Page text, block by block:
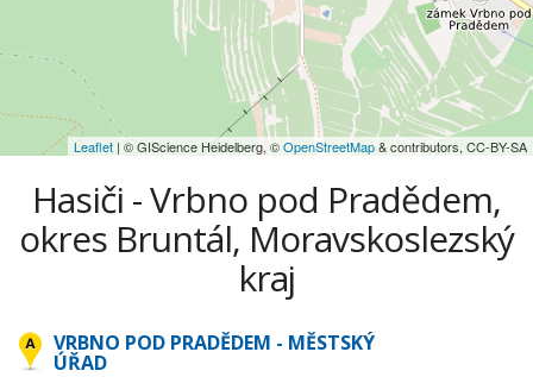
Leaflet | © GIScience Heidelberg, ©OpenStreetMap& contributors, CC-BY-SA
Hasiči - Vrbno pod Pradědem,
okres Bruntál, Moravskoslezský
kraj
VRBNO POD PRADĚDEM - MĚSTSKÝ
ÚŘAD